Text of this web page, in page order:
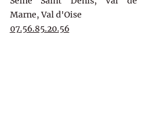
Marne, Val d'Oise
07.56.85.20.56